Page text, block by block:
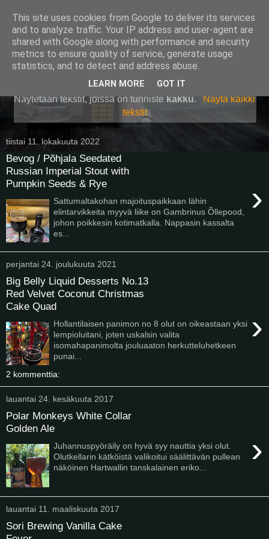
Pullollinen
Näytetään tekstit, joissa on tunniste kakku.
Näytä kaikki
tekstit
tiistai 11. lokakuuta 2022
Bevog / Põhjala Seedated
Russian Imperial Stout with
Pumpkin Seeds & Rye
›
Sattumaltakohan majoituspaikkaan lähin
elintarvikkeita myyvä liike on Gambrinus Õllepood,
johon poikkesin kotimatkalla. Nappasin kassalta
es...
perjantai 24. joulukuuta 2021
Big Belly Liquid Desserts No.13
Red Velvet Coconut Christmas
Cake Quad
›
Hollantilaisen panimon no 8 olut on oikeastaan yksi
lempioluitani, joten uskalsin valita
isomahapanimolta jouluaaton herkutteluhetkeen
punai...
2 kommenttia:
lauantai 24. kesäkuuta 2017
Polar Monkeys White Collar
Golden Ale
›
Juhannuspyöräily on hyvä syy nauttia yksi olut.
Olutkellarin kätköistä valikoitui säälittävän pullean
näköinen Hartwallin tanskalainen eriko...
lauantai 11. maaliskuuta 2017
Sori Brewing Vanilla Cake
This site uses cookies from Google to deliver its services
and to analyze traffic. Your IP address and user-agent are
shared with Google along with performance and security
metrics to ensure quality of service, generate usage
statistics, and to detect and address abuse.
LEARN MORE GOT IT